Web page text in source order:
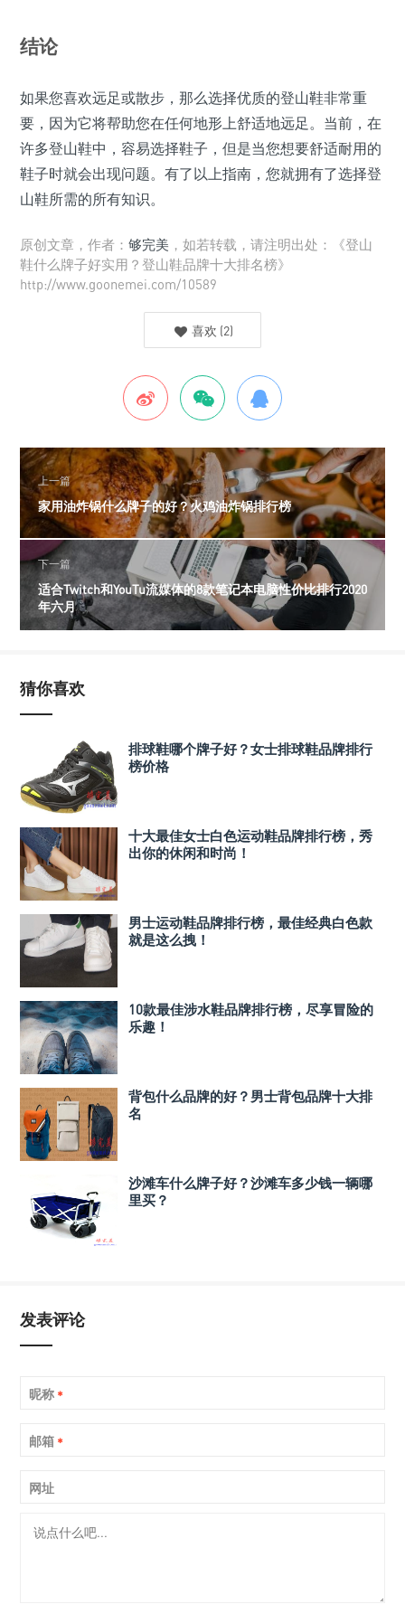
结论
如果您喜欢远足或散步，那么选择优质的登山鞋非常重
要，因为它将帮助您在任何地形上舒适地远足。当前，在
许多登山鞋中，容易选择鞋子，但是当您想要舒适耐用的
鞋子时就会出现问题。有了以上指南，您就拥有了选择登
山鞋所需的所有知识。
原创文章，作者： 够完美 ，如若转载，请注明出处：《登山
鞋什么牌子好实用？登山鞋品牌十大排名榜》
http://www.goonemei.com/10589
喜欢 (2)
上一篇
家用油炸锅什么牌子的好？火鸡油炸锅排行榜
下一篇
适合Twitch和YouTu流媒体的8款笔记本电脑性价比排行2020
年六月
猜你喜欢
排球鞋哪个牌子好？女士排球鞋品牌排行
榜价格
十大最佳女士白色运动鞋品牌排行榜，秀
出你的休闲和时尚！
男士运动鞋品牌排行榜，最佳经典白色款
就是这么拽！
10款最佳涉水鞋品牌排行榜，尽享冒险的
乐趣！
背包什么品牌的好？男士背包品牌十大排
名
沙滩车什么牌子好？沙滩车多少钱一辆哪
里买？
发表评论
昵称 *
邮箱 *
网址